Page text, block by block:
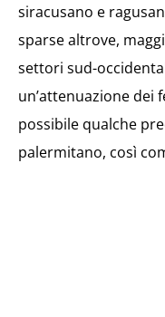
siracusano e
sparse altrove,
settori sud-
un’attenuazione dei
possibile qualche
palermitano, così